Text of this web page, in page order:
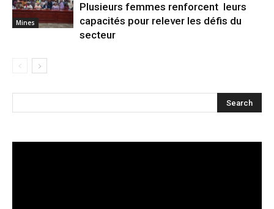
Mines
Plusieurs femmes renforcent leurs
capacités pour relever les défis du
secteur